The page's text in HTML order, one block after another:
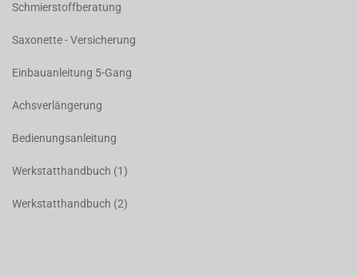
Schmierstoffberatung
Saxonette - Versicherung
Einbauanleitung 5-Gang
Achsverlängerung
Bedienungsanleitung
Werkstatthandbuch (1)
Werkstatthandbuch (2)